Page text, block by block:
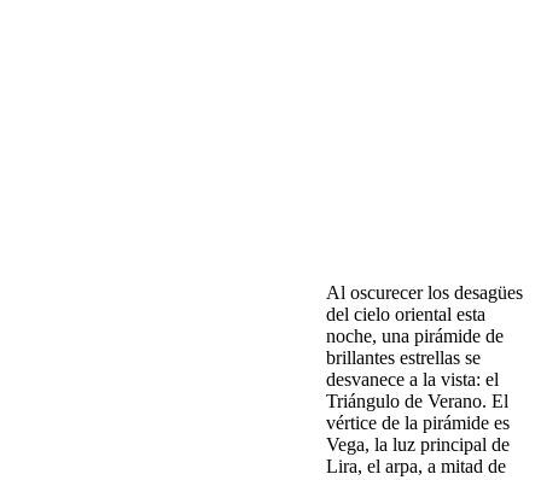
Al oscurecer los desagües
del cielo oriental esta
noche, una pirámide de
brillantes estrellas se
desvanece a la vista: el
Triángulo de Verano. El
vértice de la pirámide es
Vega, la luz principal de
Lira, el arpa, a mitad de